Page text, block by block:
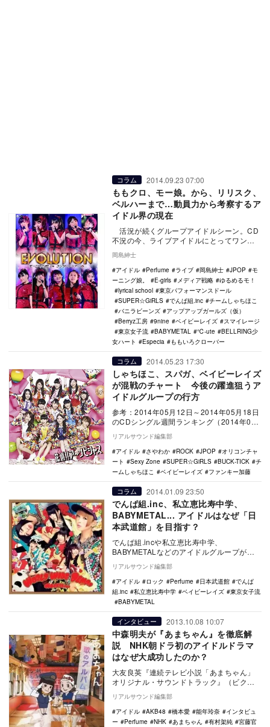
コラム 2014.09.23 07:00
ももクロ、モー娘。から、リリスク、
ベルハーまで…動員力から考察するア
イドル界の現在
活況が続くグループアイドルシーン。CD
不況の今、ライブアイドルにとってワンマ
りやすい…
岡島紳士
アイドル
Perfume ライブ 岡島紳士 JPOP
モ
ーニング娘。
E-girls メディア戦略
ゆるめるモ！
lyrical school
東京パフォーマンスドール
SUPER☆GiRLS
でんぱ組.inc
チームしゃちほこ
バニラビーンズ
アップアップガールズ（仮）
Berryz工房
9nine ベイビーレイズ
スマイレージ
東京女子流
BABYMETAL ℃-ute
BELLRING少
女ハート
Especia ももいろクローバー
コラム 2014.05.23 17:30
しゃちほこ、スパガ、ベイビーレイズ
が混戦のチャート 今後の躍進狙うア
イドルグループの行方
参考：2014年05月12日～2014年05月18日
のCDシングル週間ランキング（2014年05
月26日付）（ORICON ST…
リアルサウンド編集部
アイドル
さやわか ROCK JPOP
オリコンチャ
ート
Sexy Zone SUPER☆GiRLS BUCK-TICK
チ
ームしゃちほこ
ベイビーレイズ ファンキー加藤
コラム 2014.01.09 23:50
でんぱ組.inc、私立恵比寿中学、
BABYMETAL... アイドルはなぜ「日
本武道館」を目指す？
でんぱ組.incや私立恵比寿中学、
BABYMETALなどのアイドルグループが、
立て続けに日本武道館での単独公演を行う
ことを発表し…
リアルサウンド編集部
アイドル
ロック Perfume 日本武道館
でんぱ
組.inc
私立恵比寿中学 ベイビーレイズ
東京女子流
BABYMETAL
インタビュー 2013.10.08 10:07
中森明夫が『あまちゃん』を徹底解
説 NHK朝ドラ初のアイドルドラマ
はなぜ大成功したのか？
大友良英『連続テレビ小説「あまちゃん」
オリジナル・サウンドトラック』（ビクタ
ーエンタテインメント） 80年代より活躍
するアイ…
リアルサウンド編集部
アイドル
AKB48 橋本愛 能年玲奈
インタビュ
ー
Perfume NHK あまちゃん 有村架純
宮藤官